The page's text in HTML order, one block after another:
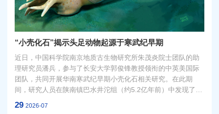
“小壳化石”揭示头足动物起源于寒武纪早期
近日，中国科学院南京地质古生物研究所朱茂炎院士团队的助
理研究员潘兵，参与了长安大学郭俊锋教授领衔的中英美国际
团队，共同开展华南寒武纪早期小壳化石相关研究。在此期
间，研究人员在陕南镇巴水井沱组（约5.2亿年前）中发现了目
前全球最早的具体管头足动物化石——陕西始角石（Eoceras
29 2026-07